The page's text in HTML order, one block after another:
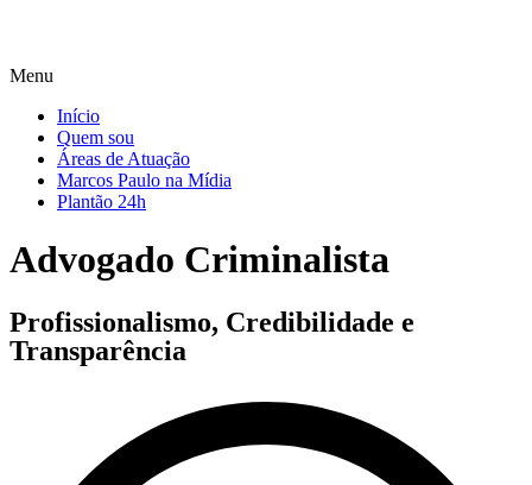
Menu
Início
Quem sou
Áreas de Atuação
Marcos Paulo na Mídia
Plantão 24h
Advogado Criminalista
Profissionalismo, Credibilidade e
Transparência